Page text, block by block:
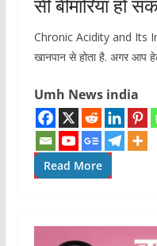
सी बीमारियां हो
Chronic Acidity and Its
खानपान से होता है. अगर आप
Umh News india
Read More